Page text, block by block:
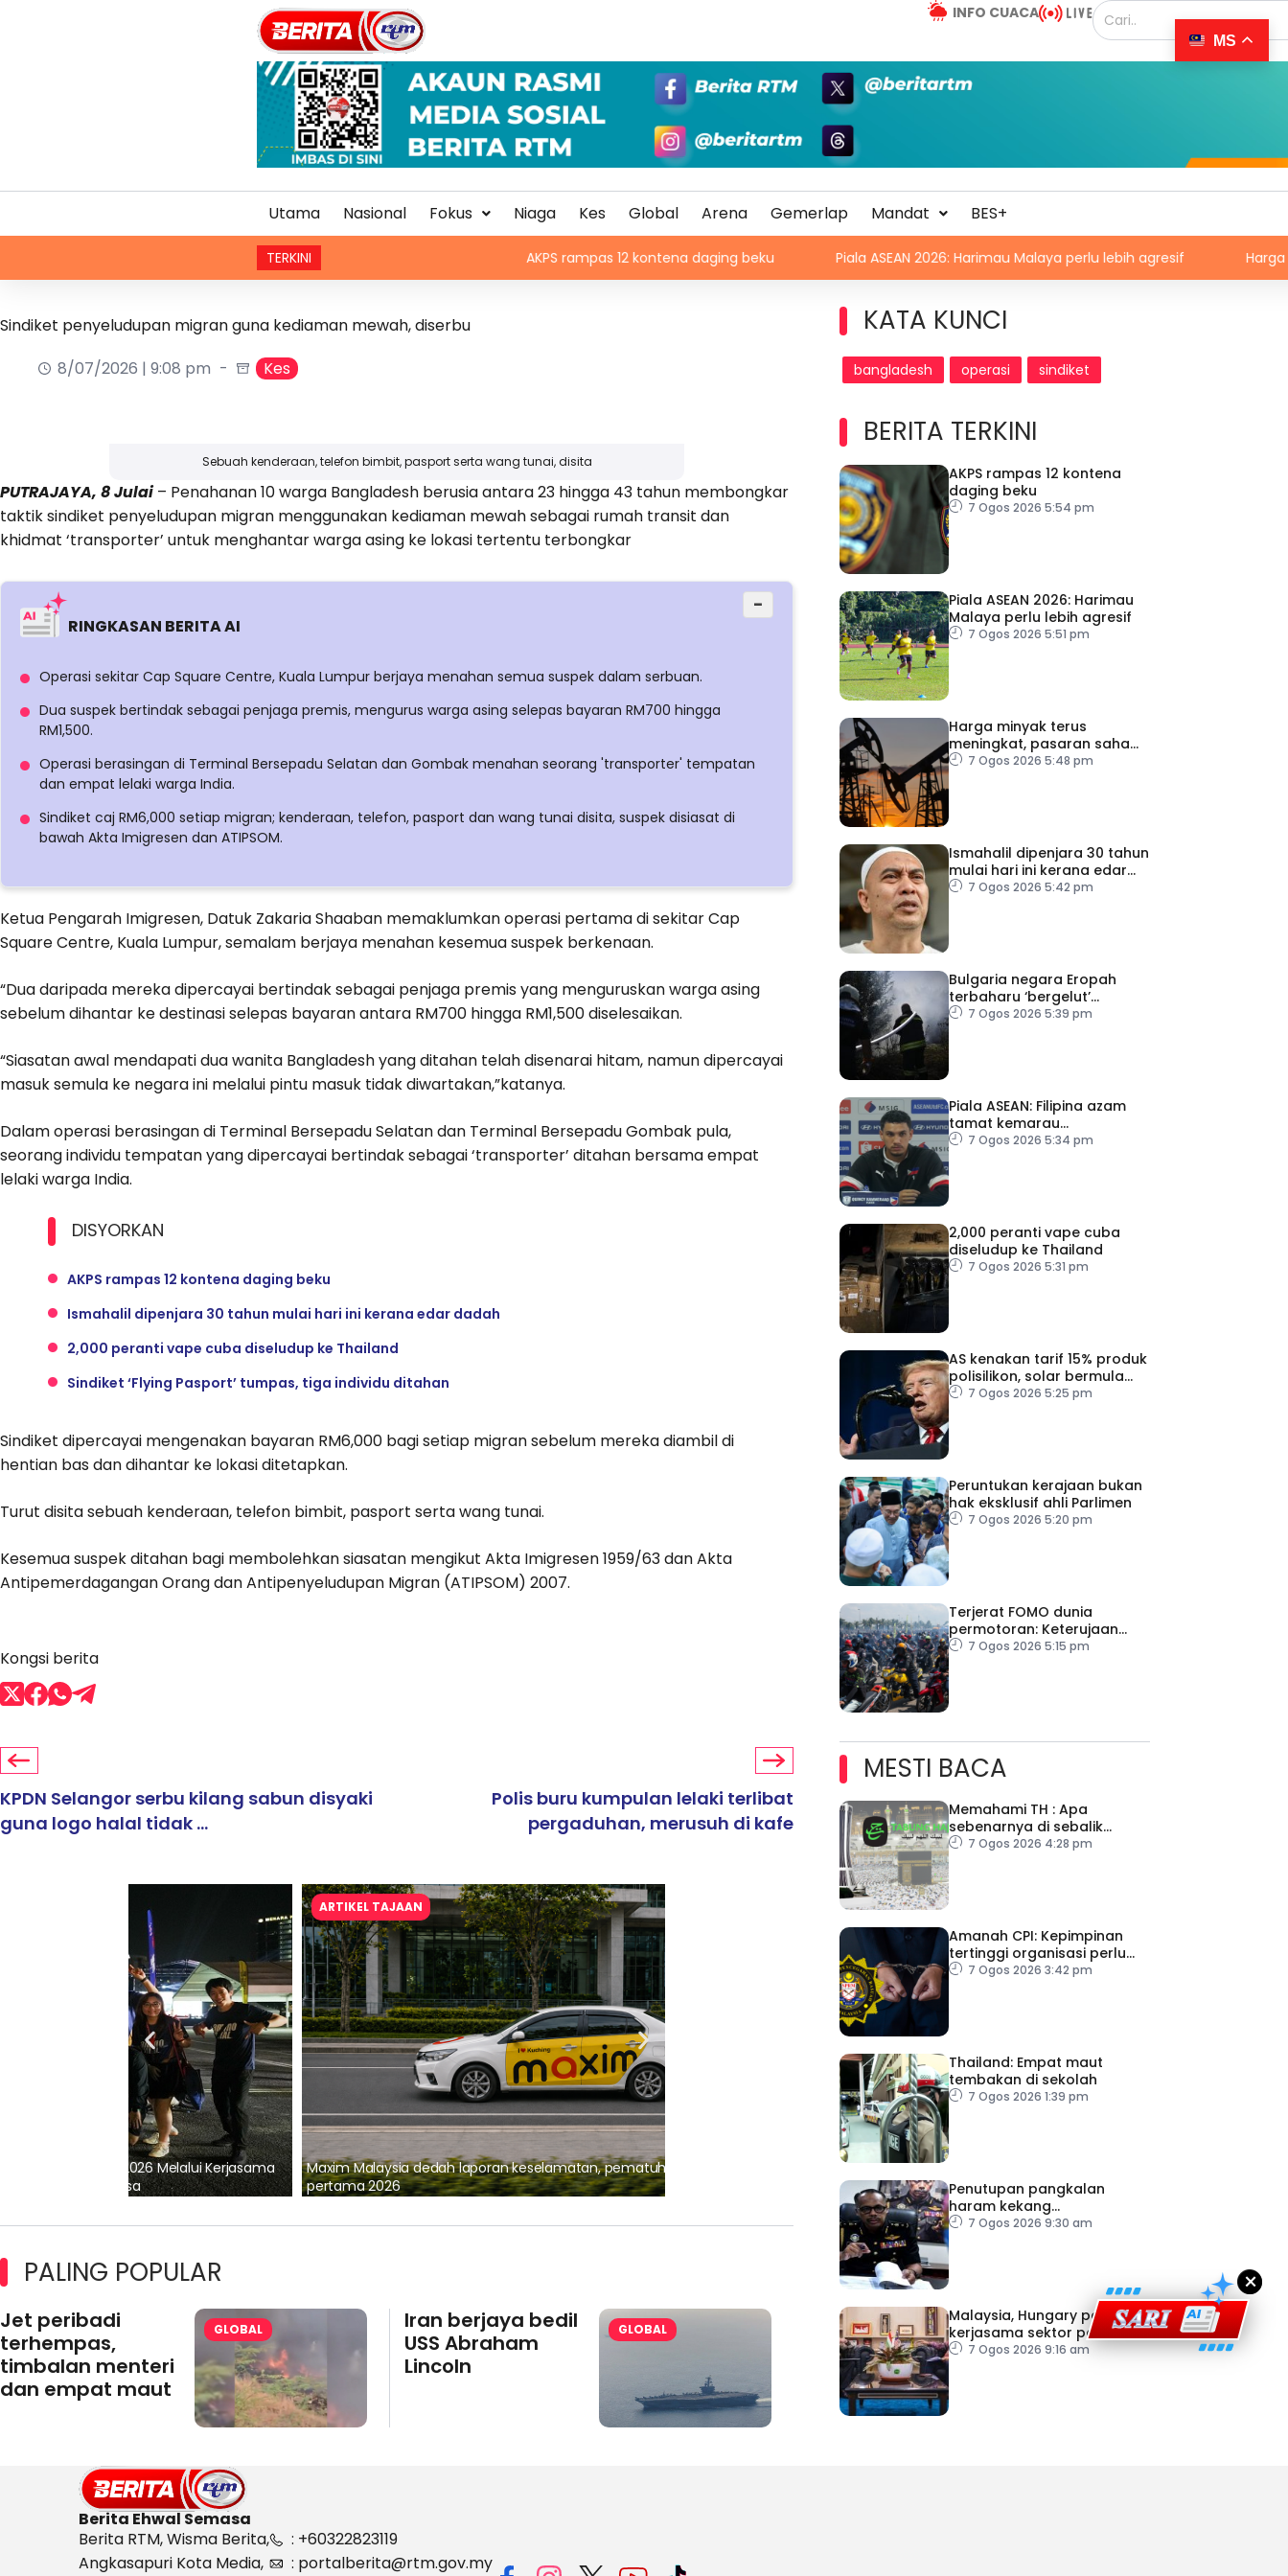
INFO CUACA
Utama Nasional Fokus Niaga Kes Global Arena Gemerlap Mandat BES+
TERKINI AKPS rampas 12 kontena daging beku Piala ASEAN 2026: Harimau Malaya perlu lebih agresif Harga minyak
Sindiket penyeludupan migran guna kediaman mewah, diserbu
8/07/2026 | 9:08 pm
Kes
Sebuah kenderaan, telefon bimbit, pasport serta wang tunai, disita
PUTRAJAYA, 8 Julai– Penahanan 10 warga Bangladesh berusia antara 23 hingga 43 tahun membongkar
taktik sindiket penyeludupan migran menggunakan kediaman mewah sebagai rumah transit dan
khidmat ‘transporter’ untuk menghantar warga asing ke lokasi tertentu terbongkar
RINGKASAN BERITA AI
−
Operasi sekitar Cap Square Centre, Kuala Lumpur berjaya menahan semua suspek dalam serbuan.
Dua suspek bertindak sebagai penjaga premis, mengurus warga asing selepas bayaran RM700 hingga
RM1,500.
Operasi berasingan di Terminal Bersepadu Selatan dan Gombak menahan seorang 'transporter' tempatan
dan empat lelaki warga India.
Sindiket caj RM6,000 setiap migran; kenderaan, telefon, pasport dan wang tunai disita, suspek disiasat di
bawah Akta Imigresen dan ATIPSOM.
Ketua Pengarah Imigresen, Datuk Zakaria Shaaban memaklumkan operasi pertama di sekitar Cap
Square Centre, Kuala Lumpur, semalam berjaya menahan kesemua suspek berkenaan.
“Dua daripada mereka dipercayai bertindak sebagai penjaga premis yang menguruskan warga asing
sebelum dihantar ke destinasi selepas bayaran antara RM700 hingga RM1,500 diselesaikan.
“Siasatan awal mendapati dua wanita Bangladesh yang ditahan telah disenarai hitam, namun dipercayai
masuk semula ke negara ini melalui pintu masuk tidak diwartakan,”katanya.
Dalam operasi berasingan di Terminal Bersepadu Selatan dan Terminal Bersepadu Gombak pula,
seorang individu tempatan yang dipercayai bertindak sebagai ‘transporter’ ditahan bersama empat
lelaki warga India.
DISYORKAN
AKPS rampas 12 kontena daging beku
Ismahalil dipenjara 30 tahun mulai hari ini kerana edar dadah
2,000 peranti vape cuba diseludup ke Thailand
Sindiket ‘Flying Pasport’ tumpas, tiga individu ditahan
Sindiket dipercayai mengenakan bayaran RM6,000 bagi setiap migran sebelum mereka diambil di
hentian bas dan dihantar ke lokasi ditetapkan.
Turut disita sebuah kenderaan, telefon bimbit, pasport serta wang tunai.
Kesemua suspek ditahan bagi membolehkan siasatan mengikut Akta Imigresen 1959/63 dan Akta
Antipemerdagangan Orang dan Antipenyeludupan Migran (ATIPSOM) 2007.
Kongsi berita
KPDN Selangor serbu kilang sabun disyaki
guna logo halal tidak ...
Polis buru kumpulan lelaki terlibat
pergaduhan, merusuh di kafe
ARTIKEL TAJAAN
Maxim Malaysia dedah laporan keselamatan, pematuhan lesen separuh
pertama 2026
Ajinomoto (Malaysia) Berhad Perkasa SCORE Marathon 2026 Melalui Kerjasama
aminoVITAL® Bersama Pempengaruh Larian Antarabangsa
PALING POPULAR
Jet peribadi
terhempas,
timbalan menteri
dan empat maut
GLOBAL
Iran berjaya bedil
USS Abraham
Lincoln
GLOBAL
KATA KUNCI
bangladesh operasi sindiket
BERITA TERKINI
AKPS rampas 12 kontena
daging beku
7 Ogos 2026 5:54 pm
Piala ASEAN 2026: Harimau
Malaya perlu lebih agresif
7 Ogos 2026 5:51 pm
Harga minyak terus
meningkat, pasaran saham
merosot ekoran
7 Ogos 2026 5:48 pm
Ismahalil dipenjara 30 tahun
mulai hari ini kerana edar
dadah
7 Ogos 2026 5:42 pm
Bulgaria negara Eropah
terbaharu ‘bergelut’
kebakaran hutan
7 Ogos 2026 5:39 pm
Piala ASEAN: Filipina azam
tamat kemarau
kemenangan ke atas
7 Ogos 2026 5:34 pm
2,000 peranti vape cuba
diseludup ke Thailand
7 Ogos 2026 5:31 pm
AS kenakan tarif 15% produk
polisilikon, solar bermula
Disember
7 Ogos 2026 5:25 pm
Peruntukan kerajaan bukan
hak eksklusif ahli Parlimen
7 Ogos 2026 5:20 pm
Terjerat FOMO dunia
permotoran: Keterujaan
atasi pertimbangan
7 Ogos 2026 5:15 pm
MESTI BACA
Memahami TH : Apa
sebenarnya di sebalik
angka
7 Ogos 2026 4:28 pm
Amanah CPI: Kepimpinan
tertinggi organisasi perlu
pacu reformasi radikal
7 Ogos 2026 3:42 pm
Thailand: Empat maut
tembakan di sekolah
7 Ogos 2026 1:39 pm
Penutupan pangkalan
haram kekang
penyeludupan di Kelantan
7 Ogos 2026 9:30 am
Malaysia, Hungary perkukuh
kerjasama sektor pertanian
7 Ogos 2026 9:16 am
×
Berita Ehwal Semasa
Berita RTM, Wisma Berita,
Angkasapuri Kota Media,
: +60322823119
: portalberita@rtm.gov.my
MS